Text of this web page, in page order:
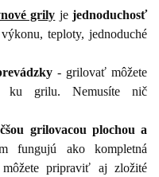
grily jejednoduchosť
teploty, jednoduché
- grilovať môžete
ku grilu. Nemusíte nič
grilovacou plochou a
fungujú ako kompletná
pripraviť aj zložité